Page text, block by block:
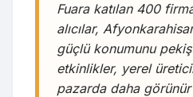
Fuara katılan 400
alıcılar,
güçlü konumunu
etkinlikler, yerel
pazarda daha